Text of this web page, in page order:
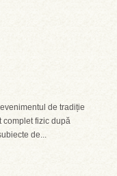
de tradiție
complet fizic după
de...